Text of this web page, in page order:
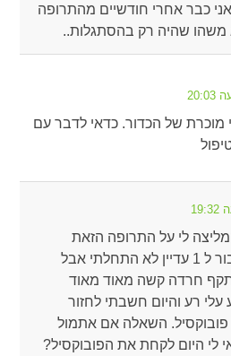
כבר אחרי חודשיים מהתרופה
משהו שהיה רק בהסתגלות..
מוכרת של הכדור. כדאי לדבר עם
לי על התרופה הזאת
להתחיל ב 0.50 מג ולעבור ל 1 עדיין לא התחלתי אבל
חרדה קשה מאוד מאוד
רע והיום חשבתי לחזור
פובוקסיל. השאלה אם אתמול
לי היום לקחת את הפובוקסיל?